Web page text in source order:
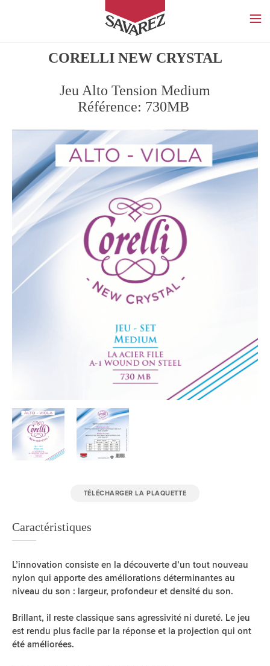
SAVAREZ
CORELLI NEW CRYSTAL
Jeu Alto Tension Medium
Référence: 730MB
TÉLÉCHARGER LA PLAQUETTE
Caractéristiques
L’innovation consiste en la découverte d’un tout nouveau
nylon qui apporte des améliorations déterminantes au
niveau du son : largeur, profondeur et densité du son.
Brillant, il reste classique sans agressivité ni dureté. Le jeu
est rendu plus facile par la réponse et la projection qui ont
été améliorées.